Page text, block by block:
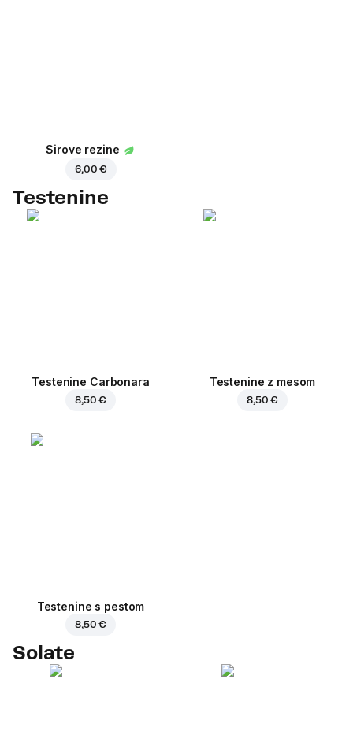
Sirove rezine
6,00 €
Testenine
Testenine Carbonara
8,50 €
Testenine z mesom
8,50 €
Testenine s pestom
8,50 €
Solate